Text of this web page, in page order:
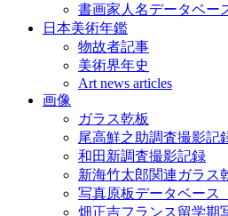
書画家人名データベー
日本美術年鑑
物故者記事
美術界年史
Art news articles
画像
ガラス乾板
尾高鮮之助調査撮影記
和田新調査撮影記録
新海竹太郎関連ガラス
写真原板データベース
畑正吉フランス留学期